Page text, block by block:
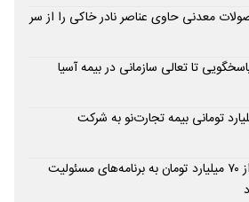
معدنی حاوی عناصر نادر خاکی را از سر
تا تعالی سازمانی در بیمه آسیا
خسارت ۶ میلیارد تومانی بیمه تجارت‌نو به شرکت
بانک مهر ایران بیش از ۷۰ میلیارد تومان به برنامه‌های مسئولیت